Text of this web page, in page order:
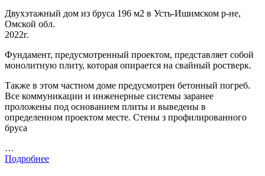
Двухэтажный дом из бруса 196 м2 в Усть-Ишимском р-не,
Омской обл.
2022г.
Фундамент, предусмотренный проектом, представляет собой
монолитную плиту, которая опирается на свайный ростверк.
Также в этом частном доме предусмотрен бетонный погреб.
Все коммуникации и инженерные системы заранее
проложены под основанием плиты и выведены в
определенном проектом месте. Стены з профилированного
бруса
…
Подробнее